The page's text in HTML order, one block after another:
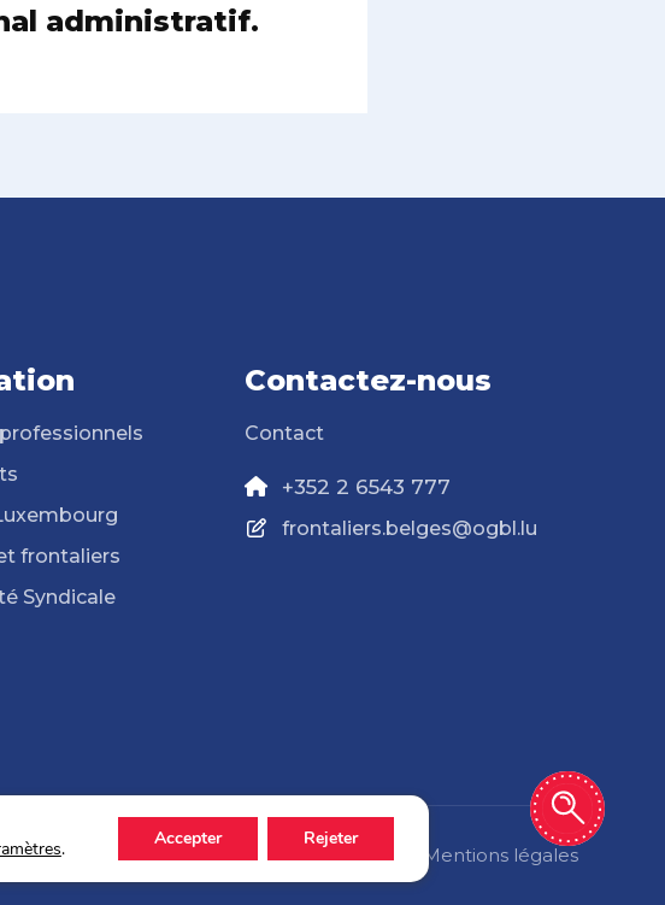
administratif.
frontaliers
Syndicale
Contactez-nous
Contact
+352 2 6543 777
frontaliers.belges@ogbl.lu
Politique de confidentialité Mentions légales
. Accepter Rejeter